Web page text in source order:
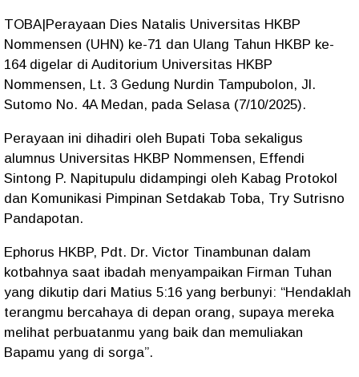
TOBA|Perayaan Dies Natalis Universitas HKBP
Nommensen (UHN) ke-71 dan Ulang Tahun HKBP ke-
164 digelar di Auditorium Universitas HKBP
Nommensen, Lt. 3 Gedung Nurdin Tampubolon, Jl.
Sutomo No. 4A Medan, pada Selasa (7/10/2025).
Perayaan ini dihadiri oleh Bupati Toba sekaligus
alumnus Universitas HKBP Nommensen, Effendi
Sintong P. Napitupulu didampingi oleh Kabag Protokol
dan Komunikasi Pimpinan Setdakab Toba, Try Sutrisno
Pandapotan.
Ephorus HKBP, Pdt. Dr. Victor Tinambunan dalam
kotbahnya saat ibadah menyampaikan Firman Tuhan
yang dikutip dari Matius 5:16 yang berbunyi: “Hendaklah
terangmu bercahaya di depan orang, supaya mereka
melihat perbuatanmu yang baik dan memuliakan
Bapamu yang di sorga”.